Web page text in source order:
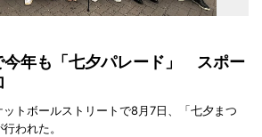
今年も「七夕パレード」 スポー
トボールストリートで8月7日、「七夕まつ
われた。